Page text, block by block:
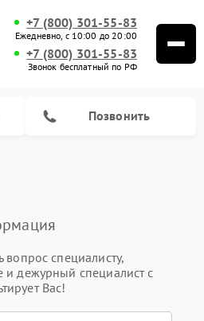
+7 (800) 301-55-83
Ежедневно, с 10:00 до 20:00
+7 (800) 301-55-83
Звонок бесплатный по РФ
Позвонить
вопрос специалисту,
и дежурный специалист с
Вас!